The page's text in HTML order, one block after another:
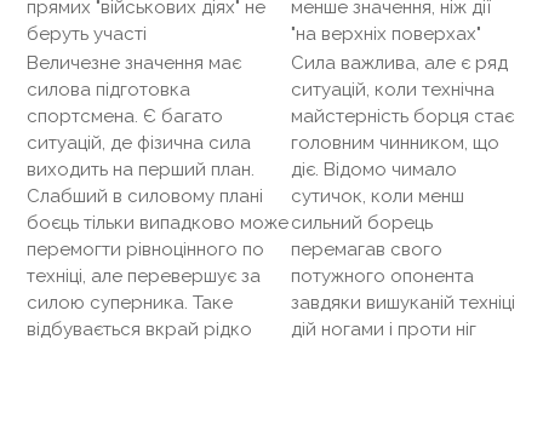
прямих "військових діях" не
беруть участі
менше значення, ніж дії
"на верхніх поверхах"
Величезне значення має
силова підготовка
спортсмена. Є багато
ситуацій, де фізична сила
виходить на перший план.
Слабший в силовому плані
боєць тільки випадково може
перемогти рівноцінного по
техніці, але перевершує за
силою суперника. Таке
відбувається вкрай рідко
Сила важлива, але є ряд
ситуацій, коли технічна
майстерність борця стає
головним чинником, що
діє. Відомо чимало
сутичок, коли менш
сильний борець
перемагав свого
потужного опонента
завдяки вишуканій техніці
дій ногами і проти ніг